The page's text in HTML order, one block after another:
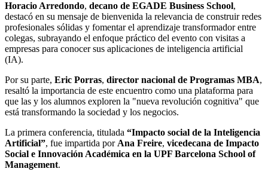
Horacio Arredondo, decano de EGADE Business School,
destacó en su mensaje de bienvenida la relevancia de construir redes
profesionales sólidas y fomentar el aprendizaje transformador entre
colegas, subrayando el enfoque práctico del evento con visitas a
empresas para conocer sus aplicaciones de inteligencia artificial
(IA).
Por su parte, Eric Porras, director nacional de Programas MBA,
resaltó la importancia de este encuentro como una plataforma para
que las y los alumnos exploren la "nueva revolución cognitiva" que
está transformando la sociedad y los negocios.
La primera conferencia, titulada “Impacto social de la Inteligencia
Artificial”, fue impartida porAna Freire, vicedecana de Impacto
Social e Innovación Académica en la UPF Barcelona School of
Management.